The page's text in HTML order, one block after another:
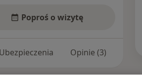
Poproś o wizytę
Ubezpieczenia Opinie (3)